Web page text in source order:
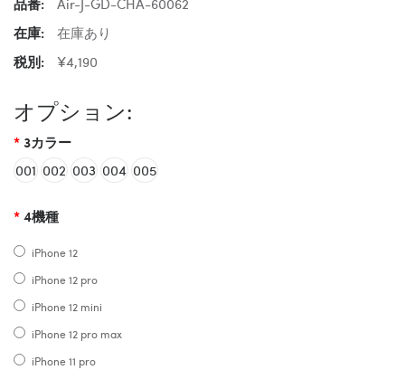
在庫:
在庫あり
税別:
¥4,190
オプション:
3カラー
001 002 003 004 005
4機種
iPhone 12
iPhone 12 pro
iPhone 12 mini
iPhone 12 pro max
iPhone 11 pro